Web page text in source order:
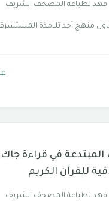
فهد لطباعة المصحف الشريف
منهج أحد تلامذة
المبتدعة في قراءة
للقرآن الكريم
فهد لطباعة المصحف الشريف